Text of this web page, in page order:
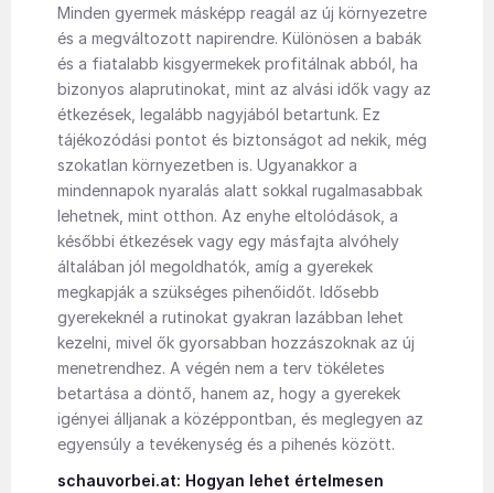
Minden gyermek másképp reagál az új környezetre
és a megváltozott napirendre. Különösen a babák
és a fiatalabb kisgyermekek profitálnak abból, ha
bizonyos alaprutinokat, mint az alvási idők vagy az
étkezések, legalább nagyjából betartunk. Ez
tájékozódási pontot és biztonságot ad nekik, még
szokatlan környezetben is. Ugyanakkor a
mindennapok nyaralás alatt sokkal rugalmasabbak
lehetnek, mint otthon. Az enyhe eltolódások, a
későbbi étkezések vagy egy másfajta alvóhely
általában jól megoldhatók, amíg a gyerekek
megkapják a szükséges pihenőidőt. Idősebb
gyerekeknél a rutinokat gyakran lazábban lehet
kezelni, mivel ők gyorsabban hozzászoknak az új
menetrendhez. A végén nem a terv tökéletes
betartása a döntő, hanem az, hogy a gyerekek
igényei álljanak a középpontban, és meglegyen az
egyensúly a tevékenység és a pihenés között.
schauvorbei.at: Hogyan lehet értelmesen